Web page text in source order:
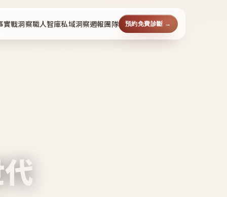
實戰洞察職人智庫私域洞察週報團隊 預約免費診斷 →